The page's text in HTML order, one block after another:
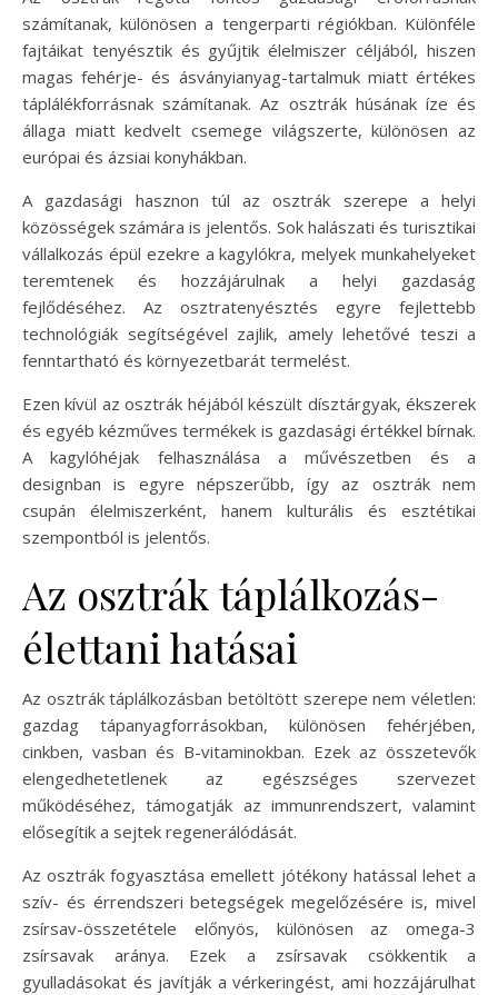
számítanak, különösen a tengerparti régiókban. Különféle
fajtáikat tenyésztik és gyűjtik élelmiszer céljából, hiszen
magas fehérje- és ásványianyag-tartalmuk miatt értékes
táplálékforrásnak számítanak. Az osztrák húsának íze és
állaga miatt kedvelt csemege világszerte, különösen az
európai és ázsiai konyhákban.
A gazdasági hasznon túl az osztrák szerepe a helyi
közösségek számára is jelentős. Sok halászati és turisztikai
vállalkozás épül ezekre a kagylókra, melyek munkahelyeket
teremtenek és hozzájárulnak a helyi gazdaság
fejlődéséhez. Az osztratenyésztés egyre fejlettebb
technológiák segítségével zajlik, amely lehetővé teszi a
fenntartható és környezetbarát termelést.
Ezen kívül az osztrák héjából készült dísztárgyak, ékszerek
és egyéb kézműves termékek is gazdasági értékkel bírnak.
A kagylóhéjak felhasználása a művészetben és a
designban is egyre népszerűbb, így az osztrák nem
csupán élelmiszerként, hanem kulturális és esztétikai
szempontból is jelentős.
Az osztrák táplálkozás-
élettani hatásai
Az osztrák táplálkozásban betöltött szerepe nem véletlen:
gazdag tápanyagforrásokban, különösen fehérjében,
cinkben, vasban és B-vitaminokban. Ezek az összetevők
elengedhetetlenek az egészséges szervezet
működéséhez, támogatják az immunrendszert, valamint
elősegítik a sejtek regenerálódását.
Az osztrák fogyasztása emellett jótékony hatással lehet a
szív- és érrendszeri betegségek megelőzésére is, mivel
zsírsav-összetétele előnyös, különösen az omega-3
zsírsavak aránya. Ezek a zsírsavak csökkentik a
gyulladásokat és javítják a vérkeringést, ami hozzájárulhat